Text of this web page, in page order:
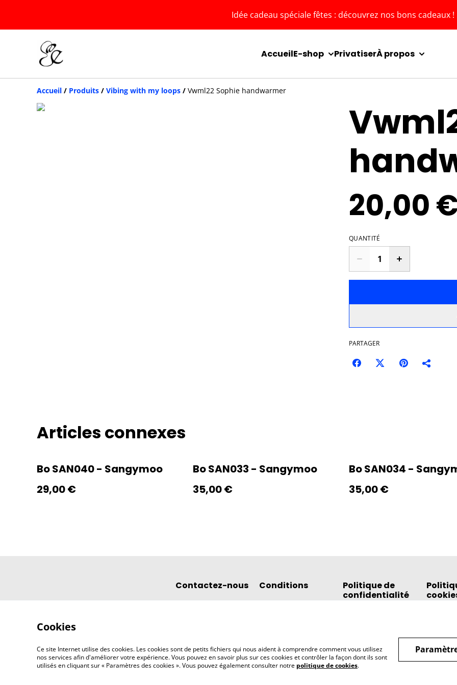
Idée cadeau spéciale fêtes : découvrez nos bons cadeaux !
AccueilE-shop PrivatiserÀ propos
Accueil / Produits / Vibing with my loops / Vwml22 Sophie handwarmer
20,00
QUANTITÉ
PARTAGER
Articles connexes
Bo SAN040 - Sangymoo
29,00 €
Bo SAN033 - Sangymoo
35,00 €
Bo SAN034 -
35,00 €
Contactez-nous Conditions
Politique de
confidentialité
©2026 l'éclipse
Cookies
Ce site Internet utilise des cookies. Les cookies sont de petits fichiers qui nous aident à comprendre comment vous utilisez
nos services afin d'améliorer votre expérience. Vous pouvez en savoir plus sur ces cookies et contrôler la façon dont ils sont
utilisés en cliquant sur « Paramètres des cookies ». Vous pouvez également consulter notre politique de cookies.